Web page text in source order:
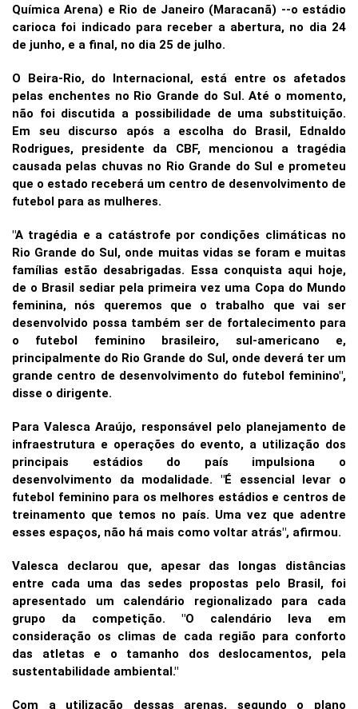
Química Arena) e Rio de Janeiro (Maracanã) --o estádio
carioca foi indicado para receber a abertura, no dia 24
de junho, e a final, no dia 25 de julho.
O Beira-Rio, do Internacional, está entre os afetados
pelas enchentes no Rio Grande do Sul. Até o momento,
não foi discutida a possibilidade de uma substituição.
Em seu discurso após a escolha do Brasil, Ednaldo
Rodrigues, presidente da CBF, mencionou a tragédia
causada pelas chuvas no Rio Grande do Sul e prometeu
que o estado receberá um centro de desenvolvimento de
futebol para as mulheres.
"A tragédia e a catástrofe por condições climáticas no
Rio Grande do Sul, onde muitas vidas se foram e muitas
famílias estão desabrigadas. Essa conquista aqui hoje,
de o Brasil sediar pela primeira vez uma Copa do Mundo
feminina, nós queremos que o trabalho que vai ser
desenvolvido possa também ser de fortalecimento para
o futebol feminino brasileiro, sul-americano e,
principalmente do Rio Grande do Sul, onde deverá ter um
grande centro de desenvolvimento do futebol feminino",
disse o dirigente.
Para Valesca Araújo, responsável pelo planejamento de
infraestrutura e operações do evento, a utilização dos
principais estádios do país impulsiona o
desenvolvimento da modalidade. "É essencial levar o
futebol feminino para os melhores estádios e centros de
treinamento que temos no país. Uma vez que adentre
esses espaços, não há mais como voltar atrás", afirmou.
Valesca declarou que, apesar das longas distâncias
entre cada uma das sedes propostas pelo Brasil, foi
apresentado um calendário regionalizado para cada
grupo da competição. "O calendário leva em
consideração os climas de cada região para conforto
das atletas e o tamanho dos deslocamentos, pela
sustentabilidade ambiental."
Com a utilização dessas arenas, segundo o plano